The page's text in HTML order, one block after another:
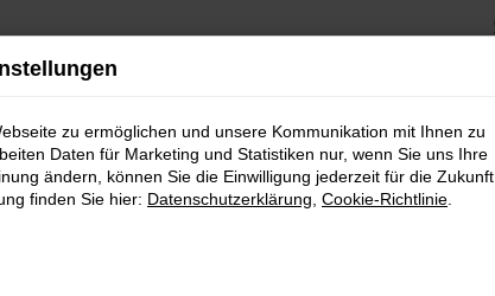
zu ermöglichen und unsere Kommunikation mit Ihnen zu
Daten für Marketing und Statistiken nur, wenn Sie uns Ihre
ändern, können Sie die Einwilligung jederzeit für die Zukunft
finden Sie hier: Datenschutzerklärung Cookie-Richtlinie